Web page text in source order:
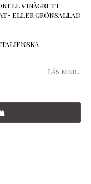
vinägrett
eller grönsallad
Läs mer...